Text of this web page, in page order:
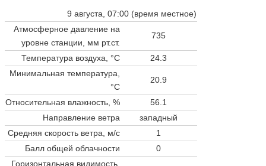
9 августа, 07:00 (время местное)
Атмосферное давление на
уровне станции, мм рт.ст.
735
Температура воздуха, °C
24.3
Минимальная температура,
°C
20.9
Относительная влажность, %
56.1
Направление ветра
западный
Средняя скорость ветра, м/с
1
Балл общей облачности
0
Горизонтальная видимость,